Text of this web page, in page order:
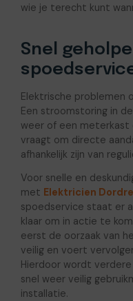
wie je terecht kunt
Snel
Elektrische problemen
Een stroomstoring in
weer of een meterkast
vraagt om directe
afhankelijk zijn van
Voor snelle en
met Elektricien
spoedservice staat er
klaar om in actie te
eerst de oorzaak van
veilig en voert
Hierdoor wordt
snel weer veilig
installatie.